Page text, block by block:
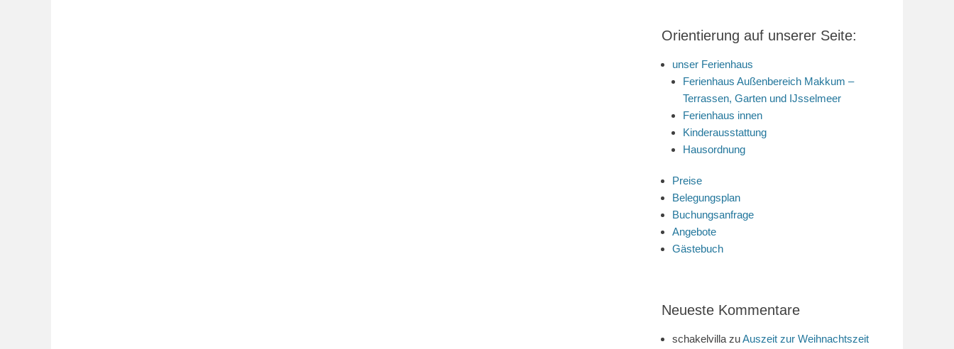
Orientierung auf unserer Seite:
unser Ferienhaus
Ferienhaus Außenbereich Makkum –
Terrassen, Garten und IJsselmeer
Ferienhaus innen
Kinderausstattung
Hausordnung
Preise
Belegungsplan
Buchungsanfrage
Angebote
Gästebuch
Neueste Kommentare
schakelvilla zuAuszeit zur Weihnachtszeit